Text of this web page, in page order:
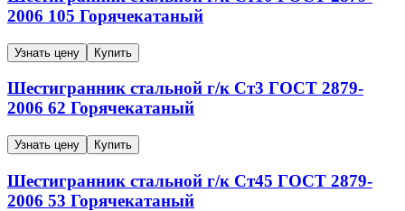
2006 105 Горячекатаный
Узнать цену Купить
Шестигранник стальной г/к Ст3 ГОСТ 2879-
2006 62 Горячекатаный
Узнать цену Купить
Шестигранник стальной г/к Ст45 ГОСТ 2879-
2006 53 Горячекатаный